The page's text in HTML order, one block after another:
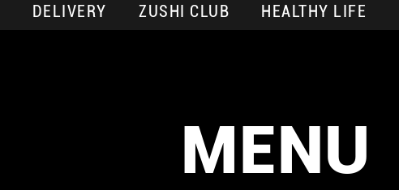
DELIVERY ZUSHI CLUB HEALTHY LIFE
MENU